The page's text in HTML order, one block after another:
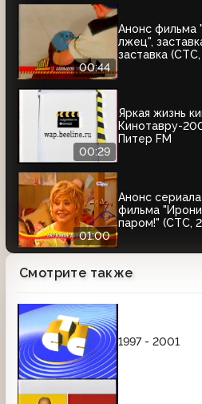
00:44
Анонс фильма
лжец",
заставка
00:29
Яркая жизнь
Кинотавру-
Питер FM
01:00
Анонс
фильма
паром!" (СТС,
Смотрите также
1997 - 2001